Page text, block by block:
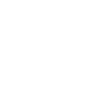
for familiebesøg
lokummet i den kolde